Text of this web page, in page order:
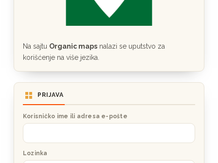
Na sajtu Organic maps nalazi se uputstvo za
korišćenje na više jezika.
PRIJAVA
Korisničko ime ili adresa e-pošte
Lozinka